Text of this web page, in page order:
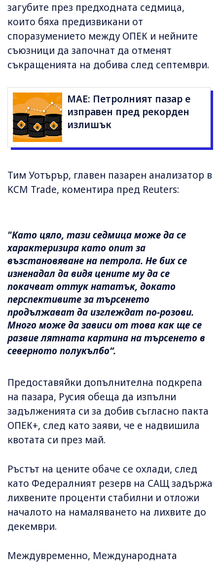
загубите през предходната седмица,
които бяха предизвикани от
споразумението между ОПЕК и нейните
съюзници да започнат да отменят
съкращенията на добива след септември.
МАЕ: Петролният пазар е
изправен пред рекорден
излишък
Тим Уотърър, главен пазарен анализатор в
KCM Trade, коментира пред Reuters:
"Като цяло, тази седмица може да се
характеризира като опит за
възстановяване на петрола. Не бих се
изненадал да видя цените му да се
покачват оттук нататък, докато
перспективите за търсенето
продължават да изглеждат по-розови.
Много може да зависи от това как ще се
развие лятната картина на търсенето в
северното полукълбо“.
Предоставяйки допълнителна подкрепа
на пазара, Русия обеща да изпълни
задълженията си за добив съгласно пакта
ОПЕК+, след като заяви, че е надвишила
квотата си през май.
Ръстът на цените обаче се охлади, след
като Федералният резерв на САЩ задържа
лихвените проценти стабилни и отложи
началото на намаляването на лихвите до
декември.
Междувременно, Международната